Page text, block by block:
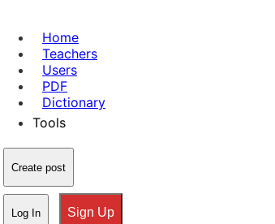
Home
Teachers
Users
PDF
Dictionary
Tools
Create post
Log In Sign Up